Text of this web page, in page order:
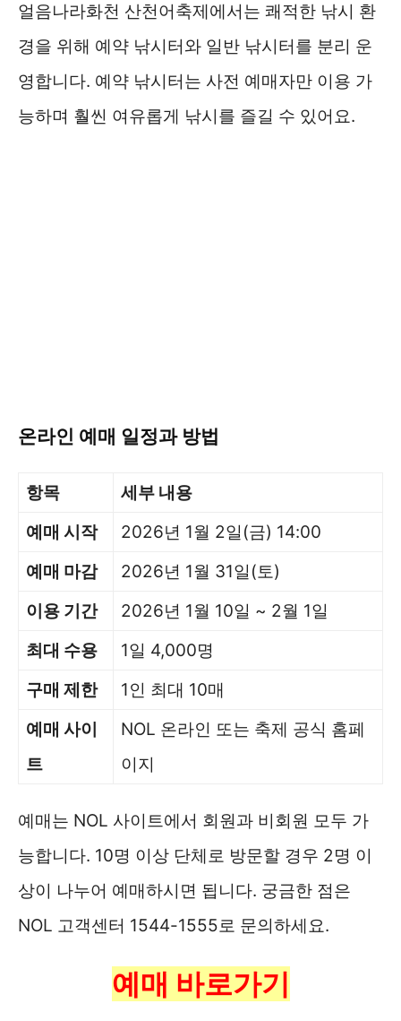
얼음나라화천 산천어축제에서는 쾌적한 낚시 환
경을 위해 예약 낚시터와 일반 낚시터를 분리 운
영합니다. 예약 낚시터는 사전 예매자만 이용 가
능하며 훨씬 여유롭게 낚시를 즐길 수 있어요.
온라인 예매 일정과 방법
항목
세부 내용
예매 시작
2026년 1월 2일(금) 14:00
예매 마감
2026년 1월 31일(토)
이용 기간
2026년 1월 10일 ~ 2월 1일
최대 수용
1일 4,000명
구매 제한
1인 최대 10매
예매 사이
트
NOL 온라인 또는 축제 공식 홈페
이지
예매는 NOL 사이트에서 회원과 비회원 모두 가
능합니다. 10명 이상 단체로 방문할 경우 2명 이
상이 나누어 예매하시면 됩니다. 궁금한 점은
NOL 고객센터 1544-1555로 문의하세요.
예매 바로가기